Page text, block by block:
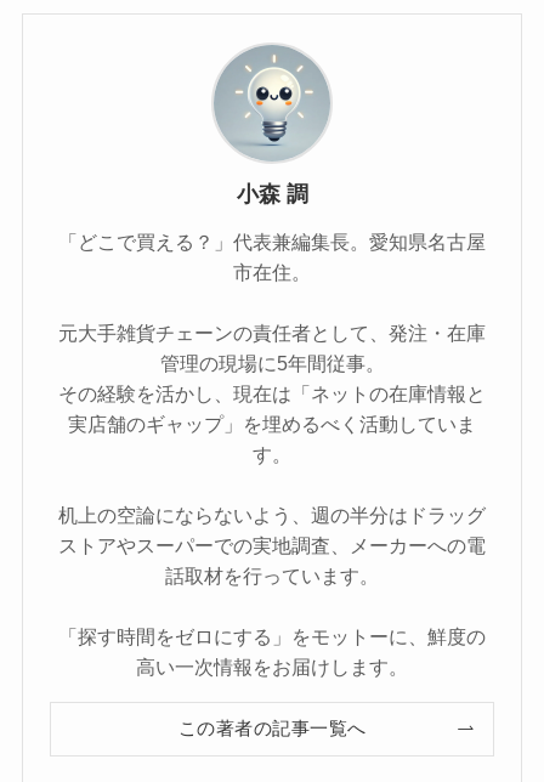
小森 調
「どこで買える？」代表兼編集長。愛知県名古屋
市在住。
元大手雑貨チェーンの責任者として、発注・在庫
管理の現場に5年間従事。
その経験を活かし、現在は「ネットの在庫情報と
実店舗のギャップ」を埋めるべく活動していま
す。
机上の空論にならないよう、週の半分はドラッグ
ストアやスーパーでの実地調査、メーカーへの電
話取材を行っています。
「探す時間をゼロにする」をモットーに、鮮度の
高い一次情報をお届けします。
この著者の記事一覧へ